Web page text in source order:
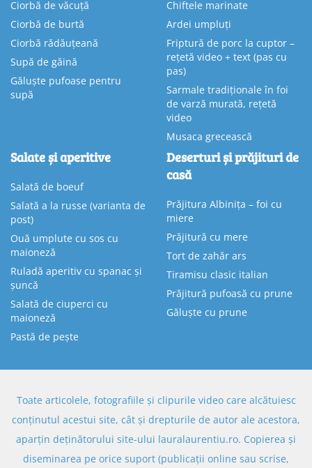
Ciorbă de văcuță
Ciorbă de burtă
Ciorbă rădăuțeană
Supă de găină
Găluște pufoase pentru
supă
Chiftele marinate
Ardei umpluți
Friptură de porc la cuptor –
rețetă video + text (pas cu
pas)
Sarmale tradiționale în foi
de varză murată, rețetă
video
Musaca grecească
Salate și aperitive
Salată de boeuf
Salată a la russe (varianta de
post)
Ouă umplute cu sos cu
maioneză
Ruladă aperitiv cu spanac și
șuncă
Salată de ciuperci cu
maioneză
Pastă de pește
Deserturi și prăjituri de
casă
Prăjitura Albinița – foi cu
miere
Prăjitură cu mere
Tort de zahăr ars
Tiramisu clasic italian
Prăjitură pufoasă cu prune
Găluște cu prune
Toate articolele, fotografiile și clipurile video care alcătuiesc
conținutul acestui site, cât și drepturile de autor ale acestora,
aparțin deținătorului site-ului lauralaurentiu.ro. Copierea și
diseminarea pe orice suport (publicații online sau scrise,